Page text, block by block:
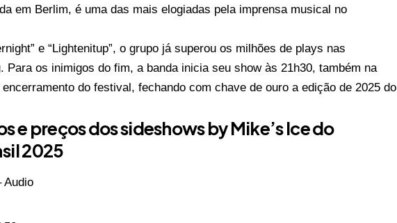
em Berlim, é uma das mais elogiadas pela imprensa musical no
e “Lightenitup”, o grupo já superou os milhões de plays nas
Para os inimigos do fim, a banda inicia seu show às 21h30, também na
do festival, fechando com chave de ouro a edição de 2025 do
e preços dos sideshows by Mike’s Ice do
2025
Audio